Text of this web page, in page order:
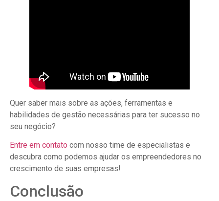
Quer saber mais sobre as ações, ferramentas e
habilidades de gestão necessárias para ter sucesso no
seu negócio?
Entre em contato com nosso time de especialistas e
descubra como podemos ajudar os empreendedores no
crescimento de suas empresas!
Conclusão